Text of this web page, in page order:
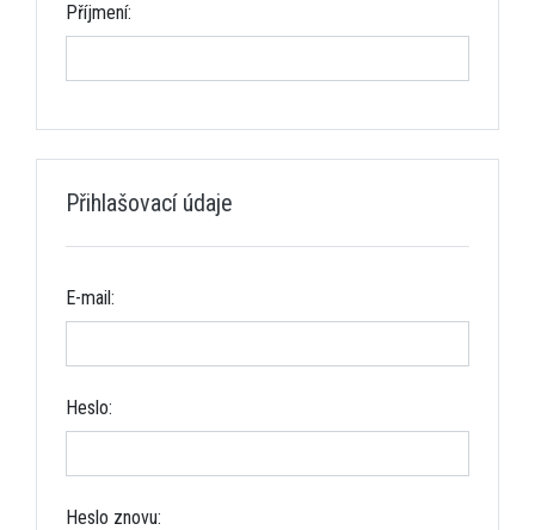
Příjmení:
Přihlašovací údaje
E-mail:
Heslo:
Heslo znovu: